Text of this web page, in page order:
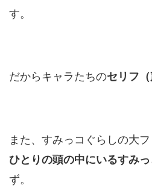
す。
だからキャラたちのセリフ（
また、すみっコぐらしの大
ひとりの頭の中にいるすみっ
ず。